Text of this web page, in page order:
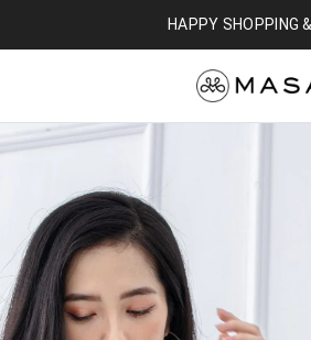
HAPPY SHOPPING